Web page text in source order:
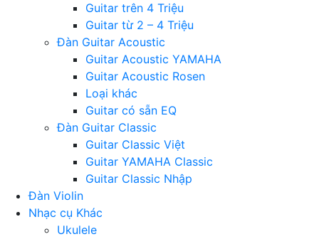
Guitar trên 4 Triệu
Guitar từ 2 – 4 Triệu
Đàn Guitar Acoustic
Guitar Acoustic YAMAHA
Guitar Acoustic Rosen
Loại khác
Guitar có sẵn EQ
Đàn Guitar Classic
Guitar Classic Việt
Guitar YAMAHA Classic
Guitar Classic Nhập
Đàn Violin
Nhạc cụ Khác
Ukulele